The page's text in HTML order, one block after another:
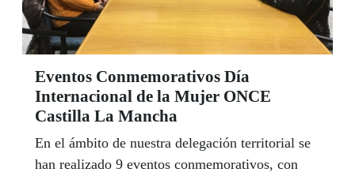
Eventos Conmemorativos Día
Internacional de la Mujer ONCE
Castilla La Mancha
En el ámbito de nuestra delegación territorial se
han realizado 9 eventos conmemorativos, con